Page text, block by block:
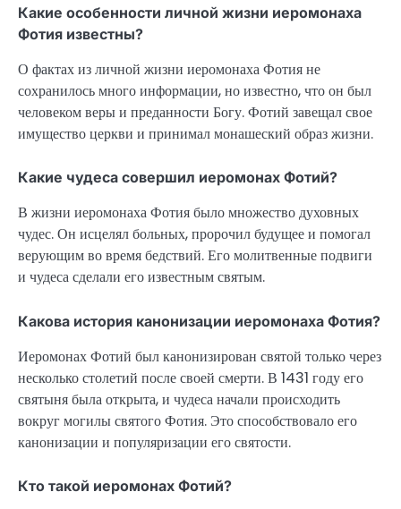
Какие особенности личной жизни иеромонаха
Фотия известны?
О фактах из личной жизни иеромонаха Фотия не
сохранилось много информации, но известно, что он был
человеком веры и преданности Богу. Фотий завещал свое
имущество церкви и принимал монашеский образ жизни.
Какие чудеса совершил иеромонах Фотий?
В жизни иеромонаха Фотия было множество духовных
чудес. Он исцелял больных, пророчил будущее и помогал
верующим во время бедствий. Его молитвенные подвиги
и чудеса сделали его известным святым.
Какова история канонизации иеромонаха Фотия?
Иеромонах Фотий был канонизирован святой только через
несколько столетий после своей смерти. В 1431 году его
святыня была открыта, и чудеса начали происходить
вокруг могилы святого Фотия. Это способствовало его
канонизации и популяризации его святости.
Кто такой иеромонах Фотий?